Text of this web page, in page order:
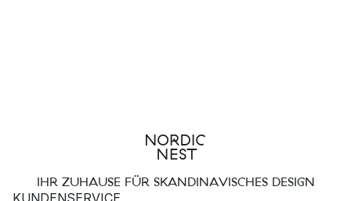
IHR ZUHAUSE FÜR SKANDINAVISCHES DESIGN
KUNDENSERVICE